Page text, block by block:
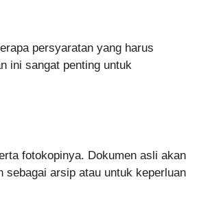
persyaratan yang harus
ini sangat penting untuk
fotokopinya. Dokumen asli akan
arsip atau untuk keperluan